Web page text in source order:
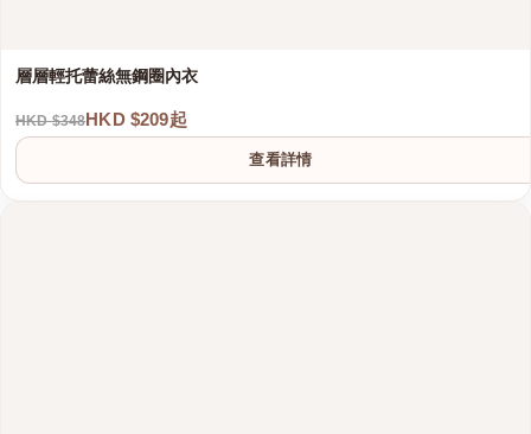
層層輕托蕾絲無鋼圈內衣
HKD $348HKD $209起
查看詳情